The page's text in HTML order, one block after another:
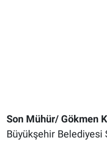
Son Mühür/ Gökmen
Büyükşehir Belediyesi